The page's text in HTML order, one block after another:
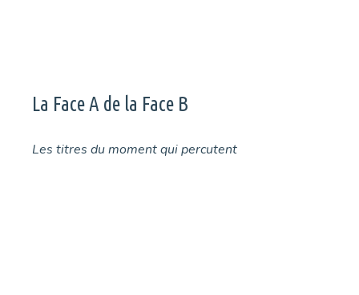
La Face A de la Face B
Les titres du moment qui percutent